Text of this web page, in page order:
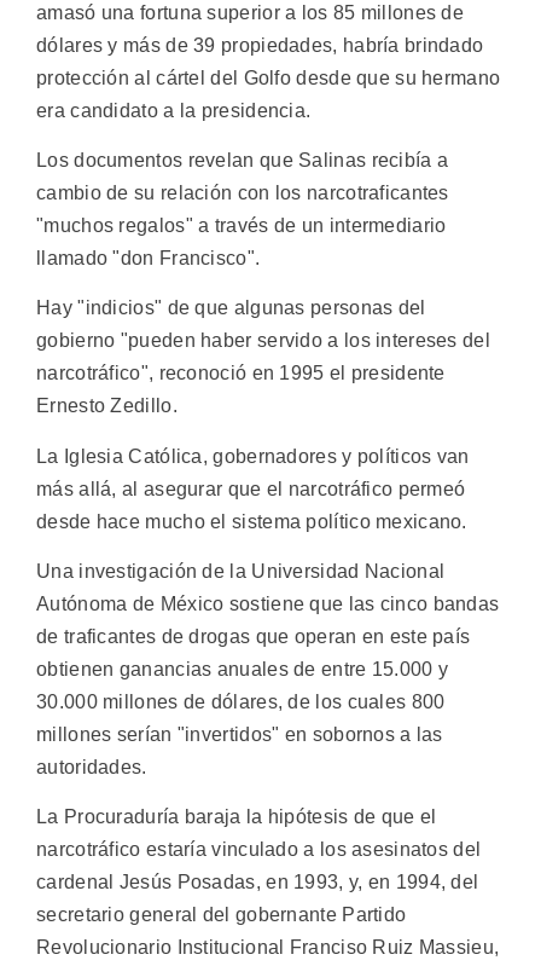
amasó una fortuna superior a los 85 millones de
dólares y más de 39 propiedades, habría brindado
protección al cártel del Golfo desde que su hermano
era candidato a la presidencia.
Los documentos revelan que Salinas recibía a
cambio de su relación con los narcotraficantes
"muchos regalos" a través de un intermediario
llamado "don Francisco".
Hay "indicios" de que algunas personas del
gobierno "pueden haber servido a los intereses del
narcotráfico", reconoció en 1995 el presidente
Ernesto Zedillo.
La Iglesia Católica, gobernadores y políticos van
más allá, al asegurar que el narcotráfico permeó
desde hace mucho el sistema político mexicano.
Una investigación de la Universidad Nacional
Autónoma de México sostiene que las cinco bandas
de traficantes de drogas que operan en este país
obtienen ganancias anuales de entre 15.000 y
30.000 millones de dólares, de los cuales 800
millones serían "invertidos" en sobornos a las
autoridades.
La Procuraduría baraja la hipótesis de que el
narcotráfico estaría vinculado a los asesinatos del
cardenal Jesús Posadas, en 1993, y, en 1994, del
secretario general del gobernante Partido
Revolucionario Institucional Franciso Ruiz Massieu,